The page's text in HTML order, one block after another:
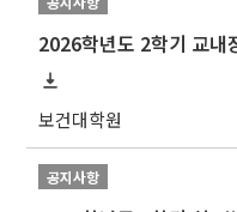
2026학년도 2학기 교내
보건대학원
공지사항